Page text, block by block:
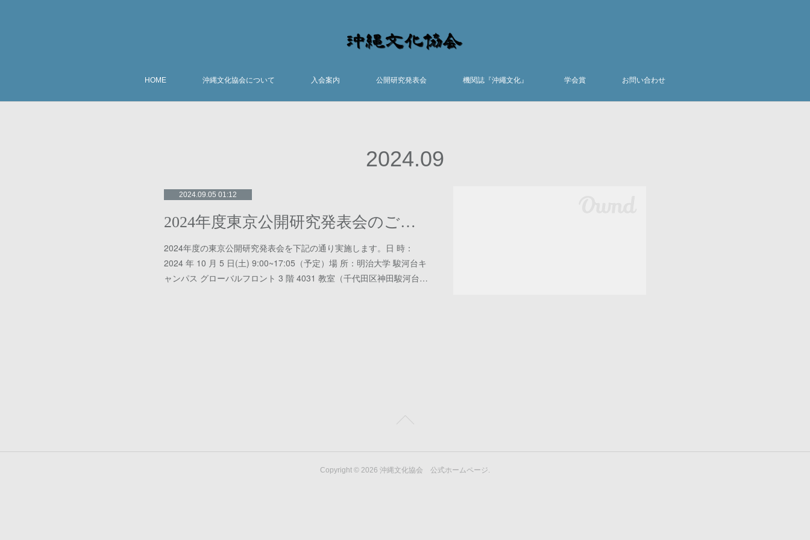
HOME 沖縄文化協会について 入会案内 公開研究発表会 機関誌『沖繩文化』 学会賞 お問い合わせ
2024.09
2024.09.05 01:12
2024年度東京公開研究発表会のご案内
2024年度の東京公開研究発表会を下記の通り実施します。日 時：
2024 年 10 月 5 日(土) 9:00~17:05（予定）場 所：明治大学 駿河台キ
ャンパス グローバルフロント 3 階 4031 教室（千代田区神田駿河台…
Copyright © 2026 沖縄文化協会 公式ホームページ.